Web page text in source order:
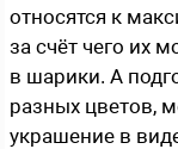
относятся к
за счёт чего их
в шарики. А
разных цветов,
украшение в